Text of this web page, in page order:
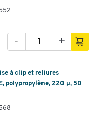
+
-
à clip et reliures
polypropylène, 220 μ, 50